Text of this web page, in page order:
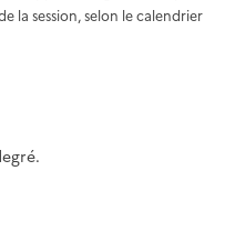
la session, selon le calendrier